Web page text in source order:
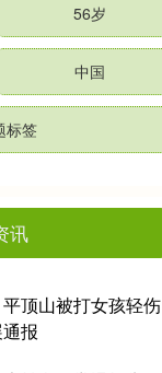
56岁
中国
标签
讯
顶山被打女孩轻伤
报